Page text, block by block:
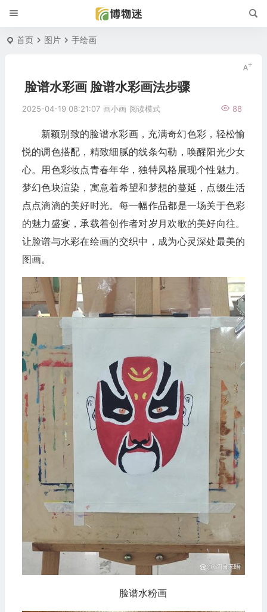
首页 图片 手绘画
脸谱水彩画 脸谱水彩画法步骤
2025-04-19 08:21:07 画小画 88
阅读模式
新颖别致的脸谱水彩画，充满奇幻色彩，轻松愉
悦的调色搭配，精致细腻的线条勾勒，唤醒阳光少女
心。用色彩妆点青春年华，独特风格展现个性魅力。
梦幻色块渲染，寓意着希望和梦想的蔓延，点缀生活
点点滴滴的美好时光。每一幅作品都是一场关于色彩
的魅力盛宴，承载着创作者对岁月欢歌的美好向往。
让脸谱与水彩在绘画的交织中，成为心灵深处最美的
图画。
脸谱水粉画